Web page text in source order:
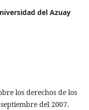
del Azuay
los derechos de los
del 2007.